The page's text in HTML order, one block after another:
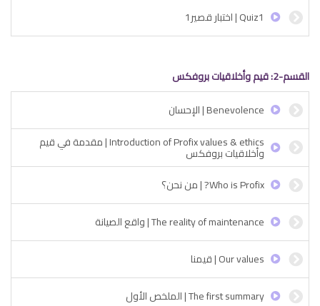
Quiz1 | اختبار قصير1
القسم-2: قيم وأخلاقيات بروفكس
Benevolence | الإحسان
Introduction of Profix values & ethics | مقدمة في قيم
وأخلاقيات بروفكس
Who is Profix? | من نحن؟
The reality of maintenance | واقع الصيانة
Our values | قيمنا
The first summary | الملخص الأول